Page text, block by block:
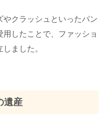
クラッシュといったパン
したことで、ファッショ
ました​。
遺産